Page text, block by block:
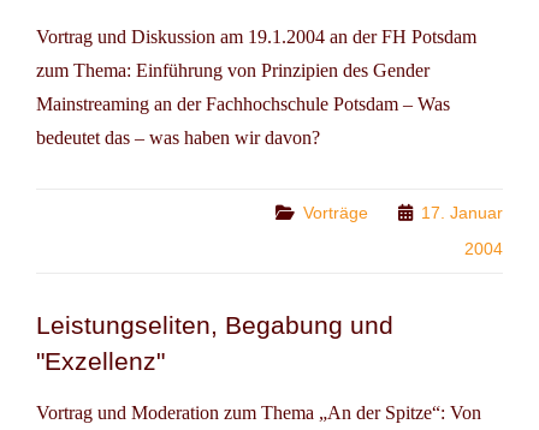
Vortrag und Diskussion am 19.1.2004 an der FH Potsdam
zum Thema: Einführung von Prinzipien des Gender
Mainstreaming an der Fachhochschule Potsdam – Was
bedeutet das – was haben wir davon?
Categories
Vorträge
17. Januar
2004
Leistungseliten, Begabung und
"Exzellenz"
Vortrag und Moderation zum Thema „An der Spitze“: Von